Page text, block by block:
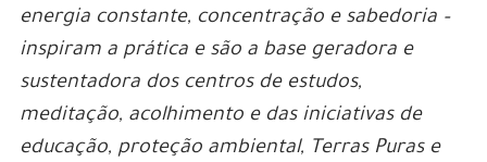
energia constante, concentração e sabedoria –
inspiram a prática e são a base geradora e
sustentadora dos centros de estudos,
meditação, acolhimento e das iniciativas de
educação, proteção ambiental, Terras Puras e